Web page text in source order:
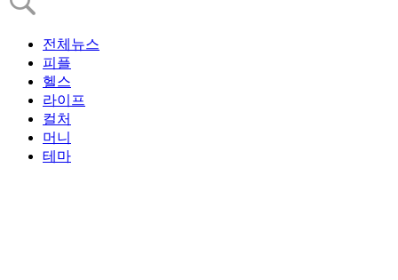
전체뉴스
피플
헬스
라이프
컬처
머니
테마